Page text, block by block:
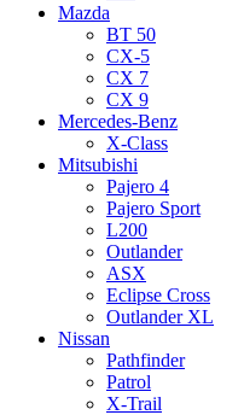
Mazda
BT 50
CX-5
CX 7
CX 9
Mercedes-Benz
X-Class
Mitsubishi
Pajero 4
Pajero Sport
L200
Outlander
ASX
Eclipse Cross
Outlander XL
Nissan
Pathfinder
Patrol
X-Trail